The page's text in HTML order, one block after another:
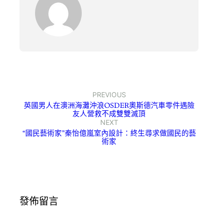
PREVIOUS
英國男人在澳洲海灘沖浪OSDER奧斯德汽車零件遇險
友人營救不成雙雙滅頂
NEXT
“國民藝術家”秦怡億嵐室內設計：終生尋求做國民的藝
術家
發佈留言